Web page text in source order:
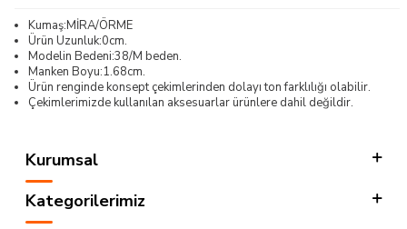
Kumaş:MİRA/ÖRME
Ürün Uzunluk:0cm.
Modelin Bedeni:38/M beden.
Manken Boyu:1.68cm.
Ürün renginde konsept çekimlerinden dolayı ton farklılığı olabilir.
Çekimlerimizde kullanılan aksesuarlar ürünlere dahil değildir.
Kurumsal
Kategorilerimiz